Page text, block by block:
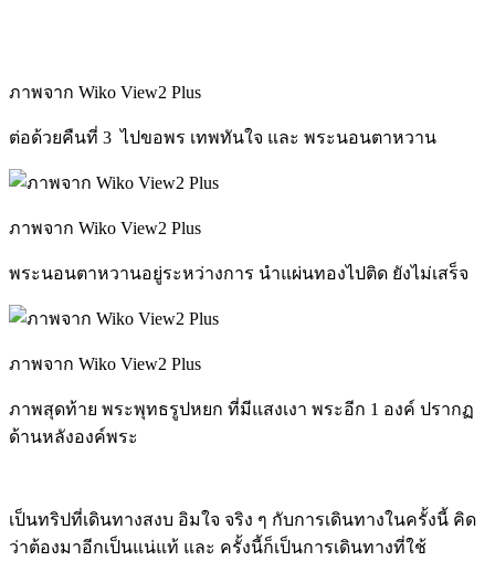
ภาพจาก Wiko View2 Plus
ต่อด้วยคืนที่ 3 ไปขอพร เทพทันใจ และ พระนอนตาหวาน
ภาพจาก Wiko View2 Plus
พระนอนตาหวานอยู่ระหว่างการ นำแผ่นทองไปติด ยังไม่เสร็จ
ภาพจาก Wiko View2 Plus
ภาพสุดท้าย พระพุทธรูปหยก ที่มีแสงเงา พระอีก 1 องค์ ปรากฏ
ด้านหลังองค์พระ
เป็นทริปที่เดินทางสงบ อิมใจ จริง ๆ กับการเดินทางในครั้งนี้ คิด
ว่าต้องมาอีกเป็นแน่แท้ และ ครั้งนี้ก็เป็นการเดินทางที่ใช้